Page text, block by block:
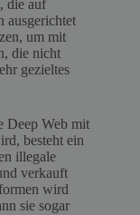
die auf
ausgerichtet
um mit
die nicht
gezieltes
Deep Web mit
besteht ein
illegale
verkauft
wird
sie sogar